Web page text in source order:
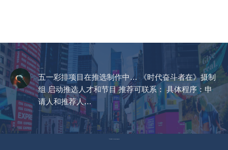
五一彩排项目在推选制作中… 《时代奋斗者在》摄制
组 启动推选人才和节目 推荐可联系： 具体程序：申
请人和推荐人…